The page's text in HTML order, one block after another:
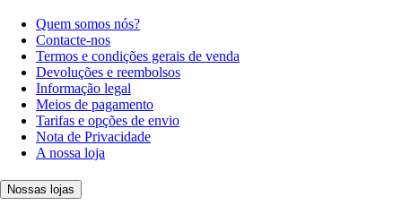
Quem somos nós?
Contacte-nos
Termos e condições gerais de venda
Devoluções e reembolsos
Informação legal
Meios de pagamento
Tarifas e opções de envio
Nota de Privacidade
A nossa loja
Nossas lojas